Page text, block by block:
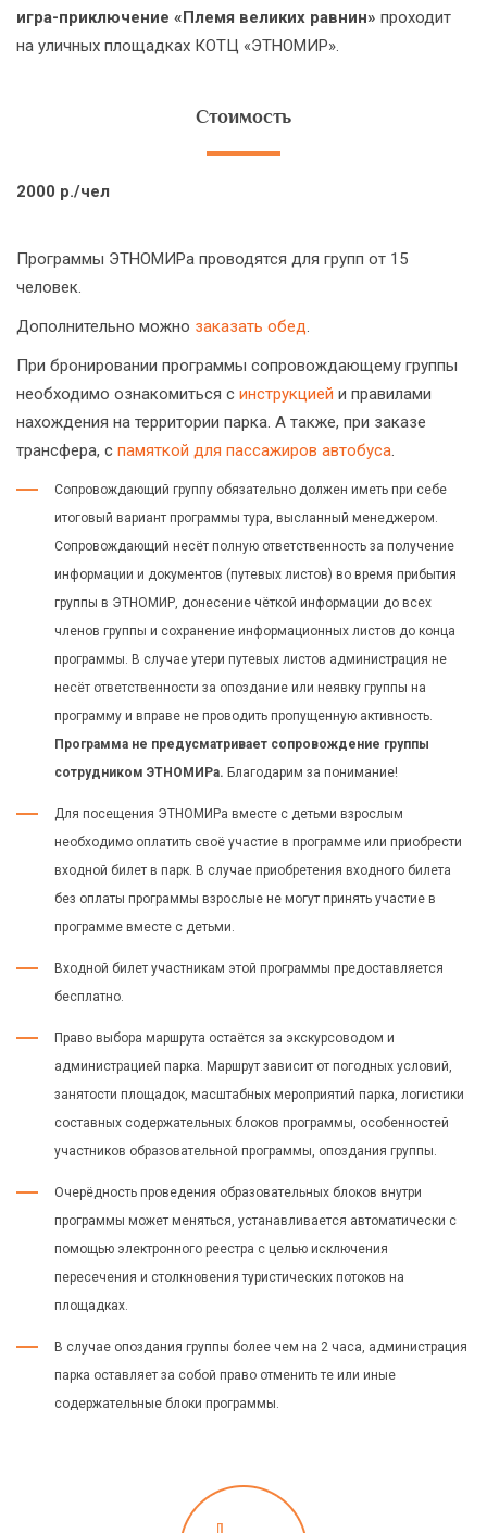
игра-приключение «Племя великих равнин» проходит
на уличных площадках КОТЦ «ЭТНОМИР».
Стоимость
2000 р./чел
Программы ЭТНОМИРа проводятся для групп от 15
человек.
Дополнительно можно заказать обед.
При бронировании программы сопровождающему группы
необходимо ознакомиться с инструкцией и правилами
нахождения на территории парка. А также, при заказе
трансфера, с памяткой для пассажиров автобуса.
Сопровождающий группу обязательно должен иметь при себе
итоговый вариант программы тура, высланный менеджером.
Сопровождающий несёт полную ответственность за получение
информации и документов (путевых листов) во время прибытия
группы в ЭТНОМИР, донесение чёткой информации до всех
членов группы и сохранение информационных листов до конца
программы. В случае утери путевых листов администрация не
несёт ответственности за опоздание или неявку группы на
программу и вправе не проводить пропущенную активность.
Программа не предусматривает сопровождение группы
сотрудником ЭТНОМИРа. Благодарим за понимание!
Для посещения ЭТНОМИРа вместе с детьми взрослым
необходимо оплатить своё участие в программе или приобрести
входной билет в парк. В случае приобретения входного билета
без оплаты программы взрослые не могут принять участие в
программе вместе с детьми.
Входной билет участникам этой программы предоставляется
бесплатно.
Право выбора маршрута остаётся за экскурсоводом и
администрацией парка. Маршрут зависит от погодных условий,
занятости площадок, масштабных мероприятий парка, логистики
составных содержательных блоков программы, особенностей
участников образовательной программы, опоздания группы.
Очерёдность проведения образовательных блоков внутри
программы может меняться, устанавливается автоматически с
помощью электронного реестра с целью исключения
пересечения и столкновения туристических потоков на
площадках.
В случае опоздания группы более чем на 2 часа, администрация
парка оставляет за собой право отменить те или иные
содержательные блоки программы.